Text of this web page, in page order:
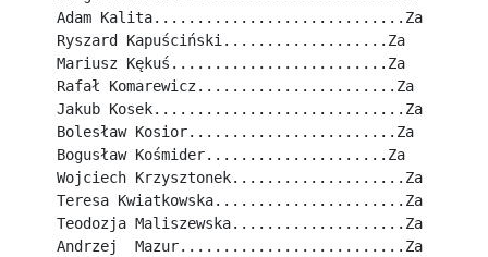
Adam Kalita.............................Za
Ryszard Kapuściński...................Za
Mariusz Kękuś.........................Za
Rafał Komarewicz.......................Za
Jakub Kosek.............................Za
Bolesław Kosior........................Za
Bogusław Kośmider.....................Za
Wojciech Krzysztonek....................Za
Teresa Kwiatkowska......................Za
Teodozja Maliszewska....................Za
Andrzej  Mazur..........................Za